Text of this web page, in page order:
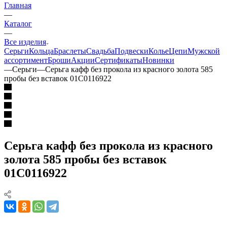
Главная
—
Каталог
—
Все изделия
СерьгиКольцаБраслетыСвадьбаПодвескиКольеЦепиМужской
ассортиментБрошиАкцииСертификатыНовинки
—Серьги—Серьга кафф без прокола из красного золота 585
пробы без вставок 01С0116922
Серьга кафф без прокола из красного
золота 585 пробы без вставок
01С0116922